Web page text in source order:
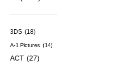
3DS (18)
A-1 Pictures (14)
ACT (27)